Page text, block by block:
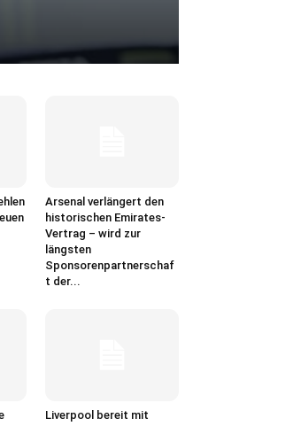
Arsenal verlängert den
historischen Emirates-
Vertrag – wird zur
längsten
Sponsorenpartnerschaf
t der...
Liverpool bereit mit